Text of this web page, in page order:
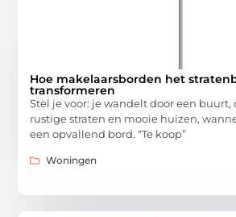
Hoe makelaarsborden het
transformeren
Stel je voor: je wandelt door een buurt,
rustige straten en mooie huizen,
een opvallend bord. “Te koop”
Woningen